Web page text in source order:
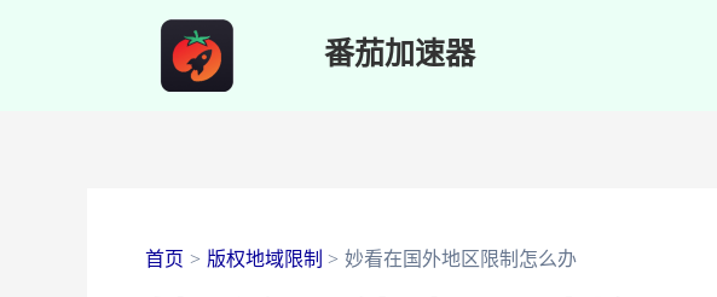
番茄加速器
首页 版权地域限制 妙看在国外地区限制怎么办